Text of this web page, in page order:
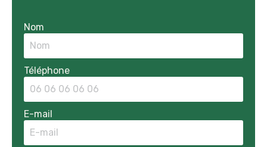
Nom
Téléphone
E-mail